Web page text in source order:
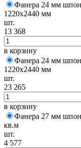
Фанера 24 мм шпон
1220х2440 мм
шт.
13 368
в корзину
Фанера 24 мм
1220х2440 мм
шт.
23 265
в корзину
Фанера 27 мм
кв.м
шт.
4 577